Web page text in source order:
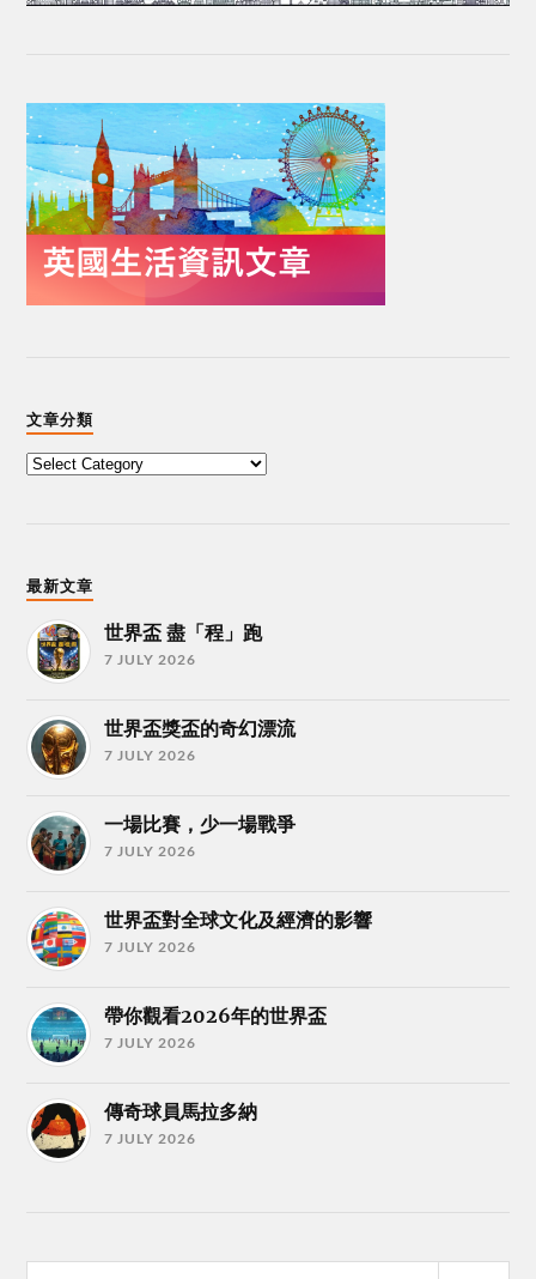
文章分類
最新文章
世界盃 盡「程」跑
7 JULY 2026
世界盃獎盃的奇幻漂流
7 JULY 2026
一場比賽，少一場戰爭
7 JULY 2026
世界盃對全球文化及經濟的影響
7 JULY 2026
帶你觀看2026年的世界盃
7 JULY 2026
傳奇球員馬拉多納
7 JULY 2026